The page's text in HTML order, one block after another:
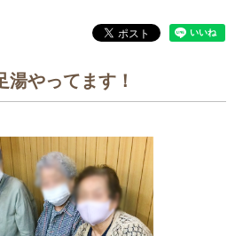
湯やってます！